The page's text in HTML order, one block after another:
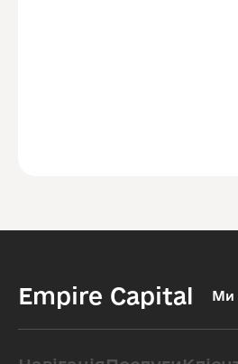
Empire Capital Ми